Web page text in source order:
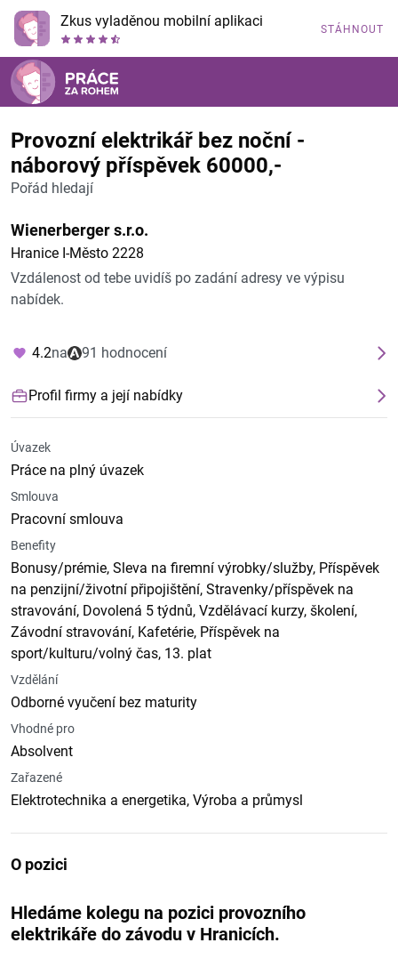
Zkus vyladěnou mobilní aplikaci STÁHNOUT
Provozní elektrikář bez noční -
náborový příspěvek 60000,-
Pořád hledají
Wienerberger s.r.o.
Hranice I-Město 2228
Vzdálenost od tebe uvidíš po zadání adresy ve výpisu
nabídek.
4.2na 91 hodnocení
Profil firmy a její nabídky
Úvazek
Práce na plný úvazek
Smlouva
Pracovní smlouva
Benefity
Bonusy/prémie, Sleva na firemní výrobky/služby, Příspěvek
na penzijní/životní připojištění, Stravenky/příspěvek na
stravování, Dovolená 5 týdnů, Vzdělávací kurzy, školení,
Závodní stravování, Kafetérie, Příspěvek na
sport/kulturu/volný čas, 13. plat
Vzdělání
Odborné vyučení bez maturity
Vhodné pro
Absolvent
Zařazené
Elektrotechnika a energetika, Výroba a průmysl
O pozici
Hledáme kolegu na pozici provozního
elektrikáře do závodu v Hranicích.